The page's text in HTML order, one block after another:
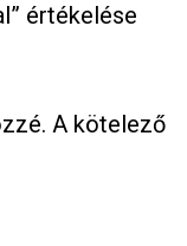
értékelése
A kötelező